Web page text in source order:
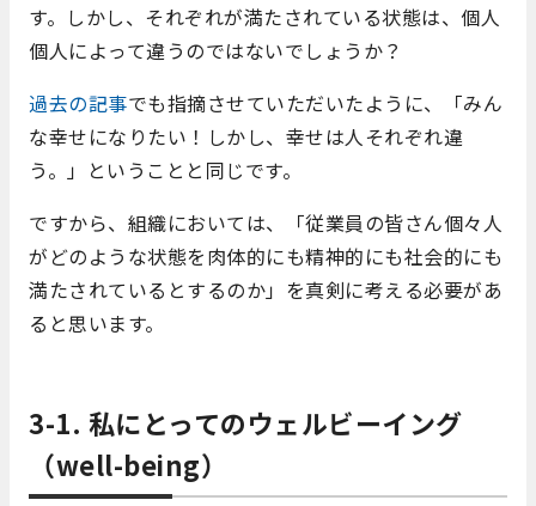
す。しかし、それぞれが満たされている状態は、個人
個人によって違うのではないでしょうか？
過去の記事でも指摘させていただいたように、「みん
な幸せになりたい！しかし、幸せは人それぞれ違
う。」ということと同じです。
ですから、組織においては、「従業員の皆さん個々人
がどのような状態を肉体的にも精神的にも社会的にも
満たされているとするのか」を真剣に考える必要があ
ると思います。
3-1. 私にとってのウェルビーイング
（well-being）